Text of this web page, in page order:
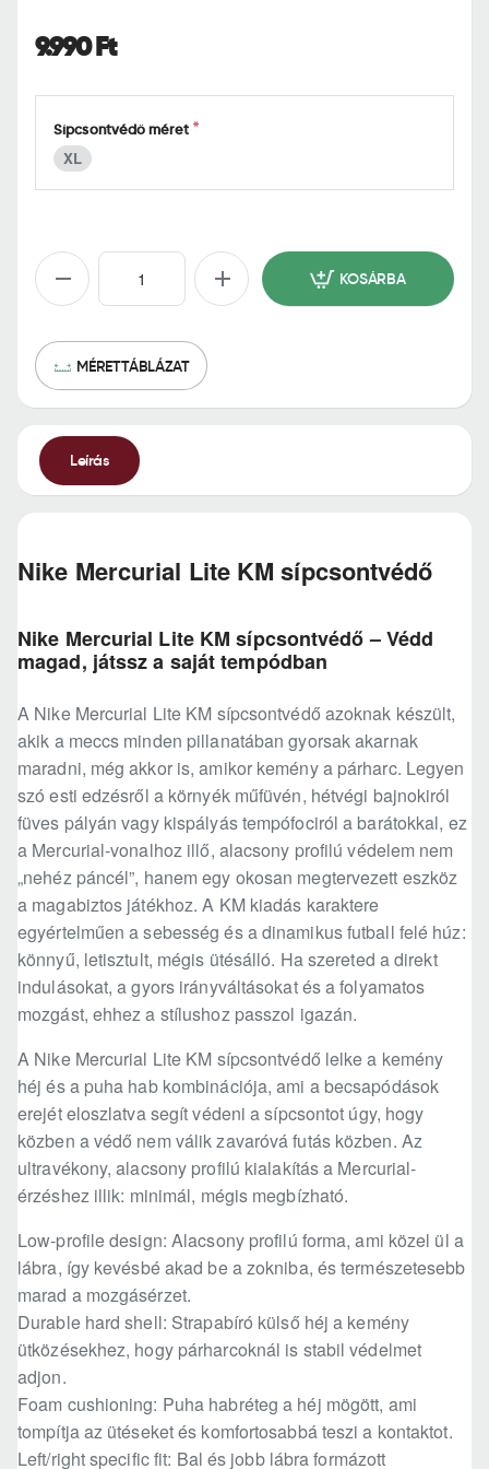
e
9.990 Ft
Sípcsontvédő méret
XL
KOSÁRBA
MÉRETTÁBLÁZAT
Leírás
Nike Mercurial Lite KM sípcsontvédő
Nike Mercurial Lite KM sípcsontvédő – Védd
magad, játssz a saját tempódban
A Nike Mercurial Lite KM sípcsontvédő azoknak készült,
akik a meccs minden pillanatában gyorsak akarnak
maradni, még akkor is, amikor kemény a párharc. Legyen
szó esti edzésről a környék műfüvén, hétvégi bajnokiról
füves pályán vagy kispályás tempófociról a barátokkal, ez
a Mercurial-vonalhoz illő, alacsony profilú védelem nem
„nehéz páncél”, hanem egy okosan megtervezett eszköz
a magabiztos játékhoz. A KM kiadás karaktere
egyértelműen a sebesség és a dinamikus futball felé húz:
könnyű, letisztult, mégis ütésálló. Ha szereted a direkt
indulásokat, a gyors irányváltásokat és a folyamatos
mozgást, ehhez a stílushoz passzol igazán.
A Nike Mercurial Lite KM sípcsontvédő lelke a kemény
héj és a puha hab kombinációja, ami a becsapódások
erejét eloszlatva segít védeni a sípcsontot úgy, hogy
közben a védő nem válik zavaróvá futás közben. Az
ultravékony, alacsony profilú kialakítás a Mercurial-
érzéshez illik: minimál, mégis megbízható.
Low-profile design: Alacsony profilú forma, ami közel ül a
lábra, így kevésbé akad be a zokniba, és természetesebb
marad a mozgásérzet.
Durable hard shell: Strapabíró külső héj a kemény
ütközésekhez, hogy párharcoknál is stabil védelmet
adjon.
Foam cushioning: Puha habréteg a héj mögött, ami
tompítja az ütéseket és komfortosabbá teszi a kontaktot.
Left/right specific fit: Bal és jobb lábra formázott